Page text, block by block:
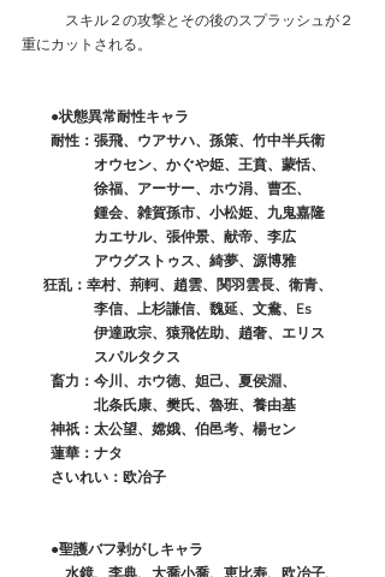
スキル２の攻撃とその後のスプラッシュが２
重にカットされる。
●状態異常耐性キャラ
耐性：張飛、ウアサハ、孫策、竹中半兵衛
オウセン、かぐや姫、王賁、蒙恬、
徐福、アーサー、ホウ涓、曹丕、
鍾会、雑賀孫市、小松姫、九鬼嘉隆
カエサル、張仲景、献帝、李広
アウグストゥス、綺夢、源博雅
狂乱：幸村、荊軻、趙雲、関羽雲長、衛青、
李信、上杉謙信、魏延、文鴦、Es
伊達政宗、猿飛佐助、趙奢、エリス
スパルタクス
畜力：今川、ホウ徳、妲己、夏侯淵、
北条氏康、樊氏、魯班、養由基
神祇：太公望、嫦娥、伯邑考、楊セン
蓮華：ナタ
さいれい：欧冶子
●聖護バフ剥がしキャラ